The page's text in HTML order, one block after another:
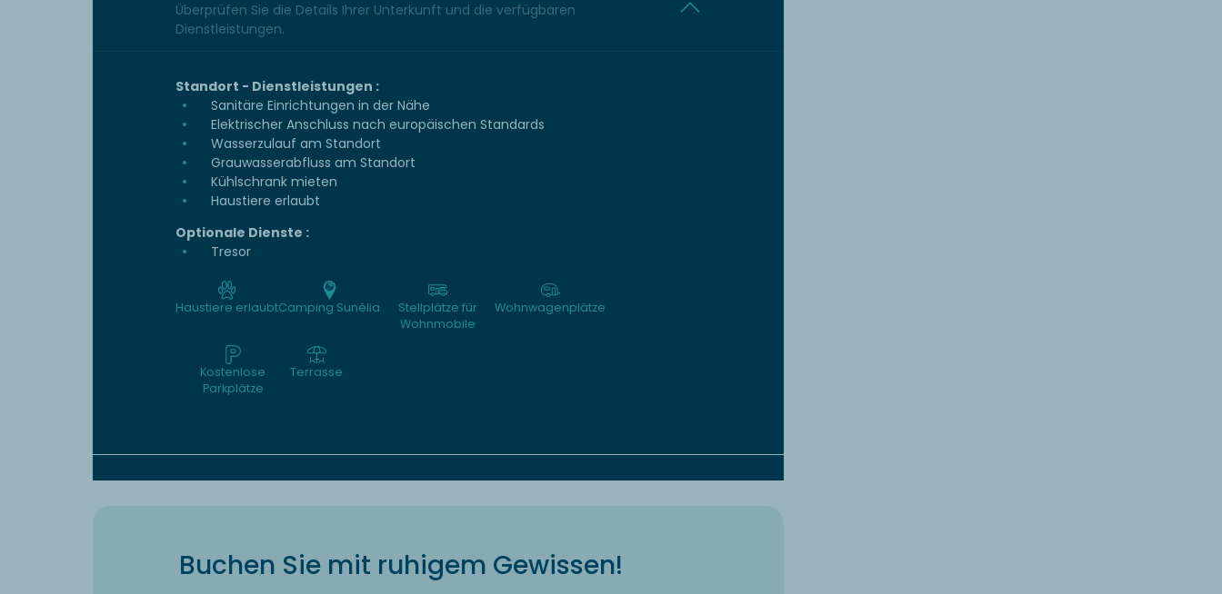
Überprüfen Sie die Details Ihrer Unterkunft und die verfügbaren
Dienstleistungen.
Standort - Dienstleistungen :
Sanitäre Einrichtungen in der Nähe
Elektrischer Anschluss nach europäischen Standards
Wasserzulauf am Standort
Grauwasserabfluss am Standort
Kühlschrank mieten
Haustiere erlaubt
Optionale Dienste :
Tresor
Haustiere erlaubtCamping Sunêlia
Stellplätze für
Wohnmobile
Wohnwagenplätze
Kostenlose
Parkplätze
Terrasse
Buchen Sie mit ruhigem Gewissen!